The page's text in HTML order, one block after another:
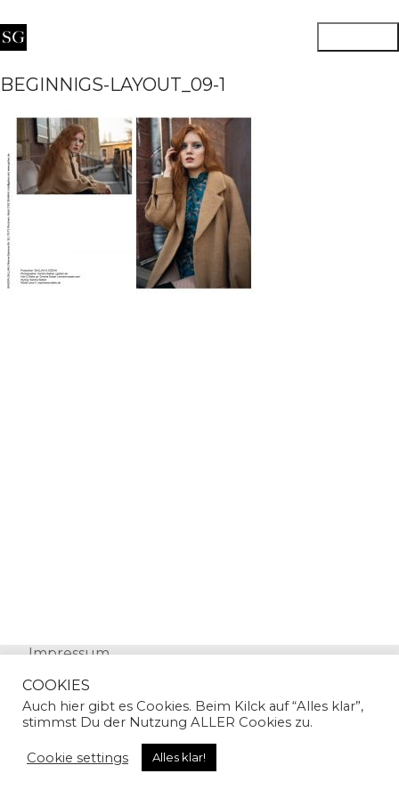
BEGINNIGS-LAYOUT_09-1
Impressum
© Copyright 2024 | Sandra Gallian | All Rights
COOKIES
Auch hier gibt es Cookies. Beim Kilck auf “Alles klar”,
stimmst Du der Nutzung ALLER Cookies zu.
Cookie settings Alles klar!